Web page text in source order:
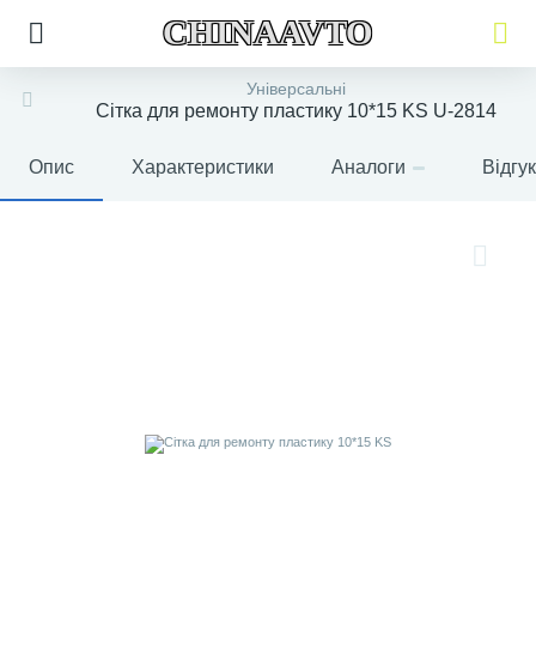
CHINAAVTO
Універсальні
Сітка для ремонту пластику 10*15 KS U-2814
Опис Характеристики Аналоги